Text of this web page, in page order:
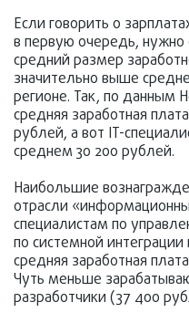
Если говорить о
в первую очередь, нужно
средний размер
значительно выше
регионе. Так, по данным
средняя заработная
рублей, а вот IT-
среднем 30 200 рублей.
Наибольшие
отрасли
специалистам по
по системной интеграции
средняя заработная
Чуть меньше
разработчики (37 400